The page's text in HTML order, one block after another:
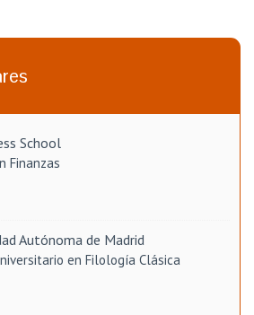
School
Finanzas
Autónoma de Madrid
en Filología Clásica